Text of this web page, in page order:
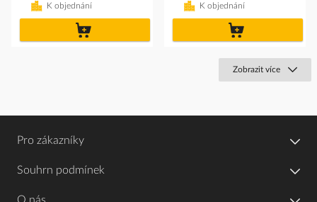
K objednání K objednání
Zobrazit více
Pro zákazníky
Souhrn podmínek
O nás